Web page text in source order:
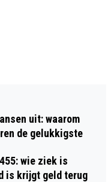
uit: waarom
de gelukkigste
wie ziek is
is krijgt geld terug